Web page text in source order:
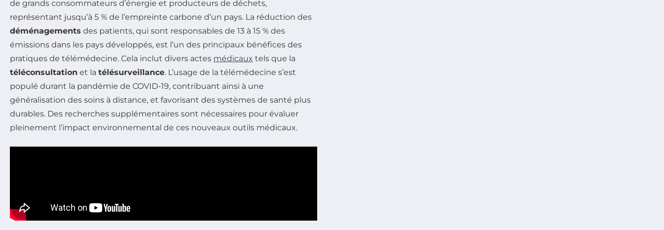
de grands consommateurs d’énergie et producteurs de déchets,
représentant jusqu’à 5 % de l’empreinte carbone d’un pays. La réduction des
déménagements des patients, qui sont responsables de 13 à 15 % des
émissions dans les pays développés, est l’un des principaux bénéfices des
pratiques de télémédecine. Cela inclut divers actes médicaux tels que la
téléconsultation et la télésurveillance. L’usage de la télémédecine s’est
populé durant la pandémie de COVID-19, contribuant ainsi à une
généralisation des soins à distance, et favorisant des systèmes de santé plus
durables. Des recherches supplémentaires sont nécessaires pour évaluer
pleinement l’impact environnemental de ces nouveaux outils médicaux.